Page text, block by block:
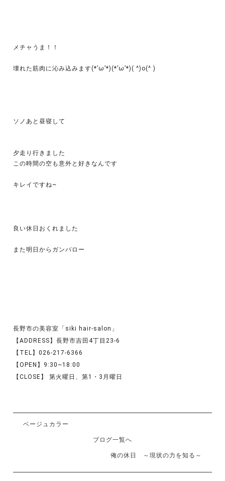
メチャうま！！
壊れた筋肉に沁み込みます(*’ω’*)(*’ω’*)( ^)o(^ )
ソノあと昼寝して
夕走り行きました
この時間の空も意外と好きなんです
キレイですね~
良い休日おくれました
また明日からガンバロー
長野市の美容室「siki hair-salon」
【ADDRESS】長野市吉田4丁目23-6
【TEL】026-217-6366
【OPEN】9:30~18:00
【CLOSE】 第火曜日、第1・3月曜日
ベージュカラー
ブログ一覧へ
俺の休日 ～現状の力を知る～